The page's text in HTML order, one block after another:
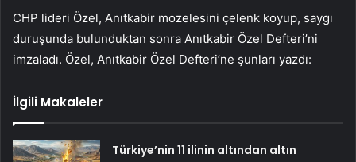
CHP lideri Özel, Anıtkabir mozelesini çelenk koyup, saygı
duruşunda bulunduktan sonra Anıtkabir Özel Defteri’ni
imzaladı. Özel, Anıtkabir Özel Defteri’ne şunları yazdı:
İlgili Makaleler
Türkiye’nin 11 ilinin altından altın